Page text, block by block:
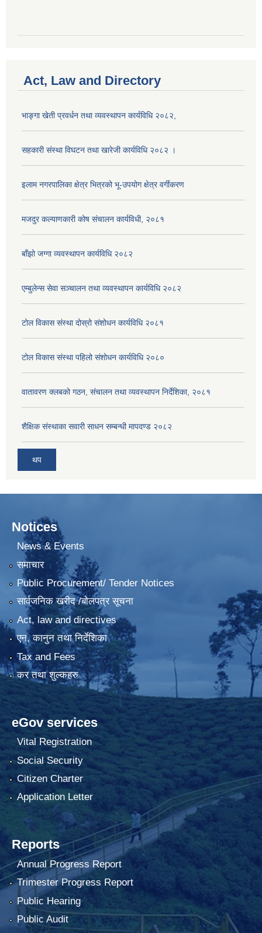
Act, Law and Directory
भाङ्गा खेती प्रवर्धन तथा व्यवस्थापन कार्यविधि २०८२,
सहकारी संस्था विघटन तथा खारेजी कार्यविधि २०८२ ।
इलाम नगरपालिका क्षेत्र भित्रको भू-उपयोग क्षेत्र वर्गीकरण
मजदुर कल्याणकारी कोष संचालन कार्यविधी, २०८१
बाँझो जग्गा व्यवस्थापन कार्यविधि २०८२
एम्बुलेन्स सेवा सञ्चालन तथा व्यवस्थापन कार्यविधि २०८२
टोल विकास संस्था दोस्रो संशोधन कार्यविधि २०८१
टोल विकास संस्था पहिलो संशोधन कार्यविधि २०८०
वातावरण क्लबको गठन, संचालन तथा व्यवस्थापन निर्देशिका, २०८१
शैक्षिक संस्थाका सवारी साधन सम्बन्धी मापदण्ड २०८२
थप
Notices
News & Events
समाचार
Public Procurement/ Tender Notices
सार्वजनिक खरीद /बोलपत्र सूचना
Act, law and directives
एन, कानुन तथा निर्देशिका
Tax and Fees
कर तथा शुल्कहरु
eGov services
Vital Registration
Social Security
Citizen Charter
Application Letter
Reports
Annual Progress Report
Trimester Progress Report
Public Hearing
Public Audit